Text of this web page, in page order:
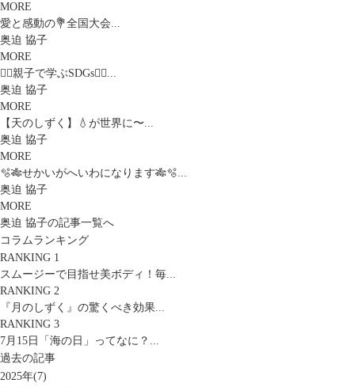
MORE
愛と感動の💐全国大会...
奥迫 協子
MORE
🧚‍♀️親子で学ぶSDGs🧚‍♀️...
奥迫 協子
MORE
【天のしずく】💧が世界に〜...
奥迫 協子
MORE
🫧🎋せかいがへいわになります🎋🫧...
奥迫 協子
MORE
奥迫 協子の記事一覧へ
コラムランキング
RANKING 1
スムージーで目指せ美ボディ！毎...
RANKING 2
『月のしずく』の驚くべき効果...
RANKING 3
7月15日「海の日」ってなに？...
過去の記事
2025年(7)